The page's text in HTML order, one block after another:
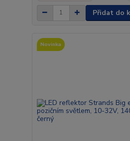
Přidat do
Novinka